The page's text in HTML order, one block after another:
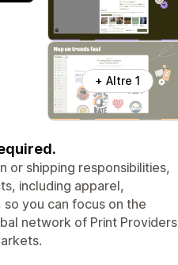
+ Altre 1
or shipping responsibilities,
including apparel,
you can focus on the
network of Print Providers